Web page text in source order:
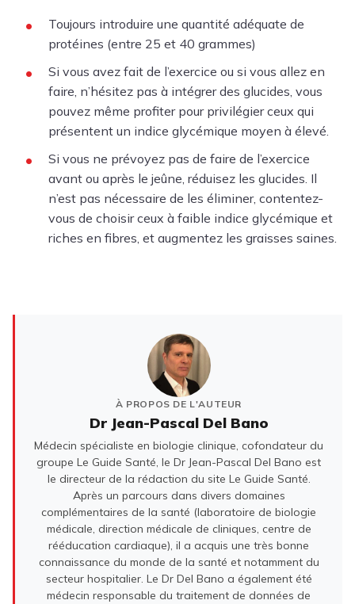
Toujours introduire une quantité adéquate de
protéines (entre 25 et 40 grammes)
Si vous avez fait de l’exercice ou si vous allez en
faire, n’hésitez pas à intégrer des glucides, vous
pouvez même profiter pour privilégier ceux qui
présentent un indice glycémique moyen à élevé.
Si vous ne prévoyez pas de faire de l’exercice
avant ou après le jeûne, réduisez les glucides. Il
n’est pas nécessaire de les éliminer, contentez-
vous de choisir ceux à faible indice glycémique et
riches en fibres, et augmentez les graisses saines.
À PROPOS DE L'AUTEUR
Dr Jean-Pascal Del Bano
Médecin spécialiste en biologie clinique, cofondateur du
groupe Le Guide Santé, le Dr Jean-Pascal Del Bano est
le directeur de la rédaction du site Le Guide Santé.
Après un parcours dans divers domaines
complémentaires de la santé (laboratoire de biologie
médicale, direction médicale de cliniques, centre de
rééducation cardiaque), il a acquis une très bonne
connaissance du monde de la santé et notamment du
secteur hospitalier. Le Dr Del Bano a également été
médecin responsable du traitement de données de